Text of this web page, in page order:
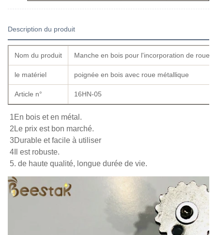
Description du produit
Nom du produit Manche en bois pour l'incorporation de roues
le matériel poignée en bois avec roue métallique
Article n° 16HN-05
1En bois et en métal.
2Le prix est bon marché.
3Durable et facile à utiliser
4Il est robuste.
5. de haute qualité, longue durée de vie.